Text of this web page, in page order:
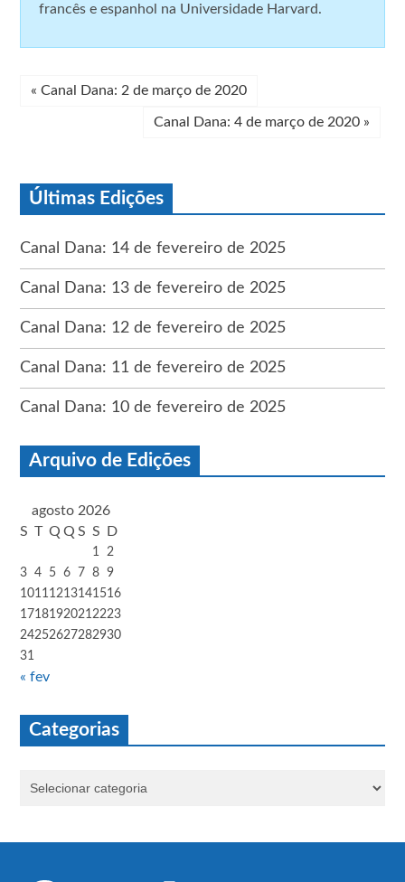
francês e espanhol na Universidade Harvard.
« Canal Dana: 2 de março de 2020
Canal Dana: 4 de março de 2020 »
Últimas Edições
Canal Dana: 14 de fevereiro de 2025
Canal Dana: 13 de fevereiro de 2025
Canal Dana: 12 de fevereiro de 2025
Canal Dana: 11 de fevereiro de 2025
Canal Dana: 10 de fevereiro de 2025
Arquivo de Edições
agosto 2026
S T Q Q S S D
1
2
3 4 5 6 7 8 9
1011 1213141516
1718192021 2223
24252627282930
31
« fev
Categorias